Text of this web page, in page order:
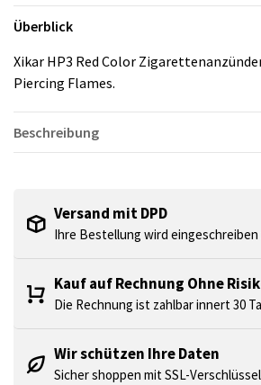
Überblick
Xikar HP3 Red Color
Piercing Flames.
Beschreibung
Versand mit DPD
Ihre Bestellung wird
Kauf auf Rechnung Ohne
Die Rechnung ist zahlbar innert 30
Wir schützen Ihre Daten
Sicher shoppen mit SSL-